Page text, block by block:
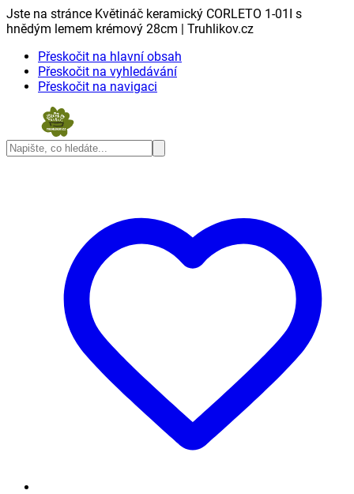
Jste na stránce Květináč keramický CORLETO 1-01I s
hnědým lemem krémový 28cm | Truhlikov.cz
Přeskočit na hlavní obsah
Přeskočit na vyhledávání
Přeskočit na navigaci